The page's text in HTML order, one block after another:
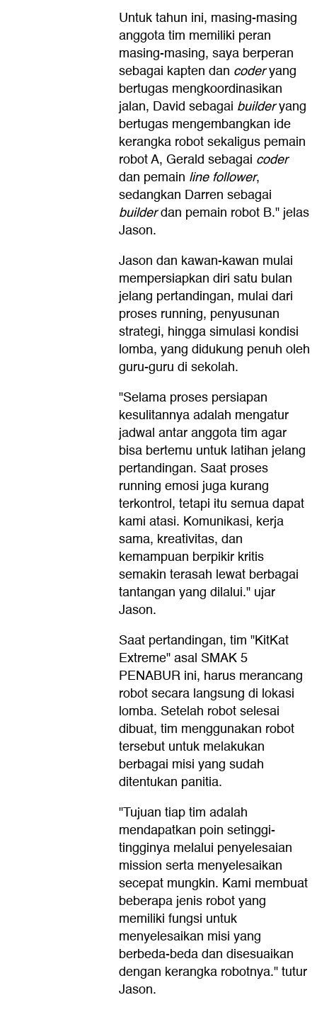
Untuk tahun ini, masing-masing
anggota tim memiliki peran
masing-masing, saya berperan
sebagai kapten dan coderyang
bertugas mengkoordinasikan
jalan, David sebagai builderyang
bertugas mengembangkan ide
kerangka robot sekaligus pemain
robot A, Gerald sebagai coder
dan pemain line follower,
sedangkan Darren sebagai
builderdan pemain robot B." jelas
Jason.
Jason dan kawan-kawan mulai
mempersiapkan diri satu bulan
jelang pertandingan, mulai dari
proses running, penyusunan
strategi, hingga simulasi kondisi
lomba, yang didukung penuh oleh
guru-guru di sekolah.
"Selama proses persiapan
kesulitannya adalah mengatur
jadwal antar anggota tim agar
bisa bertemu untuk latihan jelang
pertandingan. Saat proses
running emosi juga kurang
terkontrol, tetapi itu semua dapat
kami atasi. Komunikasi, kerja
sama, kreativitas, dan
kemampuan berpikir kritis
semakin terasah lewat berbagai
tantangan yang dilalui." ujar
Jason.
Saat pertandingan, tim "KitKat
Extreme" asal SMAK 5
PENABUR ini, harus merancang
robot secara langsung di lokasi
lomba. Setelah robot selesai
dibuat, tim menggunakan robot
tersebut untuk melakukan
berbagai misi yang sudah
ditentukan panitia.
"Tujuan tiap tim adalah
mendapatkan poin setinggi-
tingginya melalui penyelesaian
mission serta menyelesaikan
secepat mungkin. Kami membuat
beberapa jenis robot yang
memiliki fungsi untuk
menyelesaikan misi yang
berbeda-beda dan disesuaikan
dengan kerangka robotnya." tutur
Jason.